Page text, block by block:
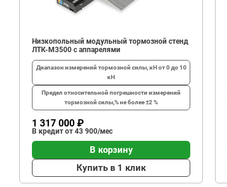
Низкопольный модульный тормозной стенд
ЛТК-М3500 с аппарелями
Диапазон измерений тормозной силы, кНот 0 до 10
кН
Предел относительной погрешности измерений
тормозной силы,%не более ±2 %
1 317 000 ₽
В кредит от 43 900/мес
В корзину
Купить в 1 клик